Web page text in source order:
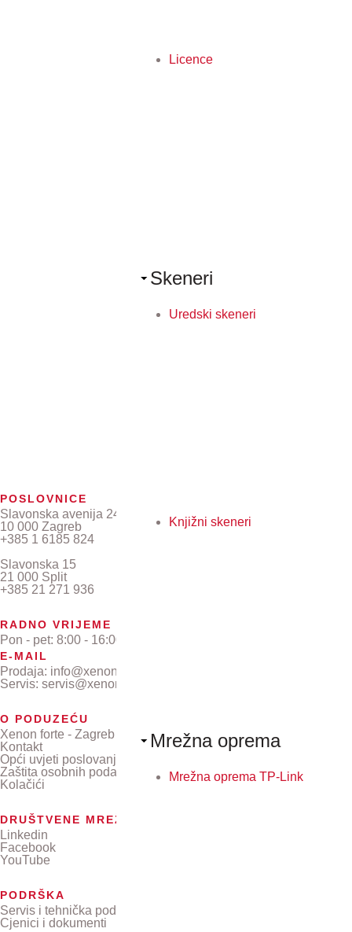
Licence
Skeneri
Uredski skeneri
Knjižni skeneri
Mrežna oprema
Mrežna oprema TP-Link
POSLOVNICE
Slavonska avenija 24/6
10 000 Zagreb
+385 1 6185 824
Slavonska 15
21 000 Split
+385 21 271 936
RADNO VRIJEME
Pon - pet: 8:00 - 16:00
E-MAIL
Prodaja: info@xenon-forte.hr
Servis: servis@xenon-forte.hr
O PODUZEĆU
Xenon forte - Zagreb
Kontakt
Opći uvjeti poslovanja
Zaštita osobnih podataka
Kolačići
DRUŠTVENE MREŽE
Linkedin
Facebook
YouTube
PODRŠKA
Servis i tehnička podrška
Cjenici i dokumenti